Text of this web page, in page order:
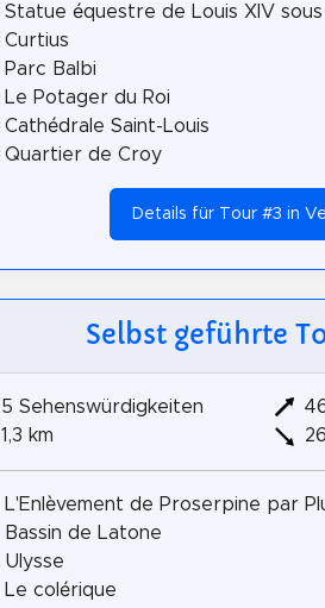
Statue équestre de Louis XIV
Curtius
Parc Balbi
Le Potager du Roi
Cathédrale Saint-Louis
Quartier de Croy
Details für Tour #3 in
Selbst geführte
5 Sehenswürdigkeiten
1,3 km
L'Enlèvement de Proserpine par
Bassin de Latone
Ulysse
Le colérique